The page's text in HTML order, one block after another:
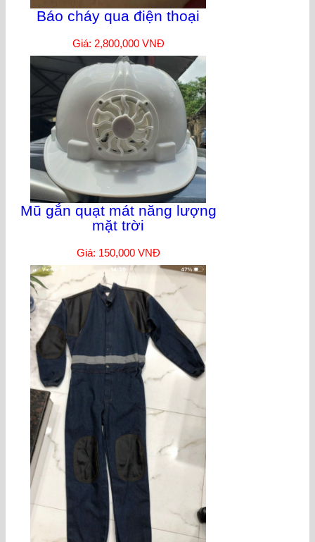
Báo cháy qua điện thoại
Giá: 2,800,000 VNĐ
Mũ gắn quạt mát năng lượng
mặt trời
Giá: 150,000 VNĐ